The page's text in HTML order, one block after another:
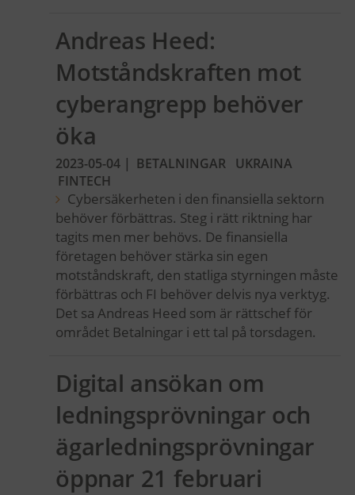
Andreas Heed:
Motståndskraften mot
cyberangrepp behöver
öka
2023-05-04 | BETALNINGAR UKRAINA
FINTECH
Cybersäkerheten i den finansiella sektorn
behöver förbättras. Steg i rätt riktning har
tagits men mer behövs. De finansiella
företagen behöver stärka sin egen
motståndskraft, den statliga styrningen måste
förbättras och FI behöver delvis nya verktyg.
Det sa Andreas Heed som är rättschef för
området Betalningar i ett tal på torsdagen.
Digital ansökan om
ledningsprövningar och
ägarledningsprövningar
öppnar 21 februari